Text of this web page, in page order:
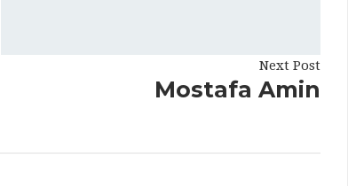
Next Post
Mostafa Amin